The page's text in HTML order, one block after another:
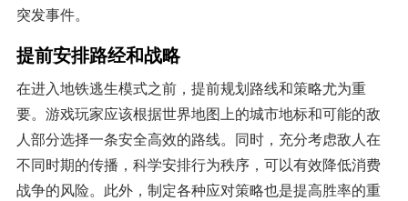
突发事件。
提前安排路经和战略
在进入地铁逃生模式之前，提前规划路线和策略尤为重
要。游戏玩家应该根据世界地图上的城市地标和可能的敌
人部分选择一条安全高效的路线。同时，充分考虑敌人在
不同时期的传播，科学安排行为秩序，可以有效降低消费
战争的风险。此外，制定各种应对策略也是提高胜率的重